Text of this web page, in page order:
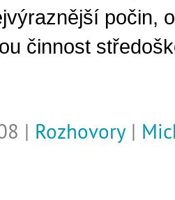
počin,
činnost
| Rozhovory|